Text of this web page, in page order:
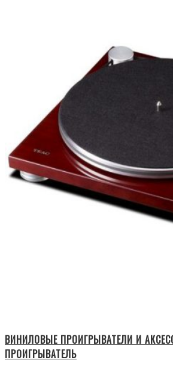
ВИНИЛОВЫЕ ПРОИГРЫВАТЕЛИ И
ПРОИГРЫВАТЕЛЬ